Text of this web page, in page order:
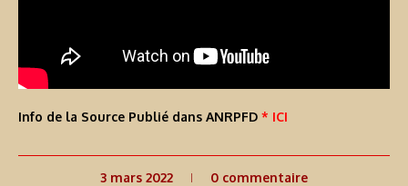
Info de la Source Publié dans ANRPFD * ICI
3 mars 2022 0 commentaire